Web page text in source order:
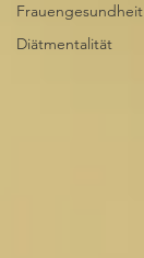
Frauengesundheit
Diätmentalität